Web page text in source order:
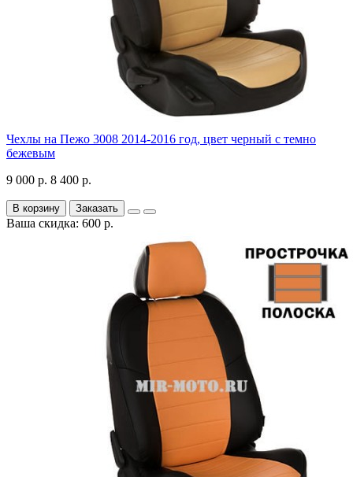
Чехлы на Пежо 3008 2014-2016 год, цвет черный с темно
бежевым
9 000 р. 8 400 р.
В корзину Заказать
Ваша скидка: 600 р.